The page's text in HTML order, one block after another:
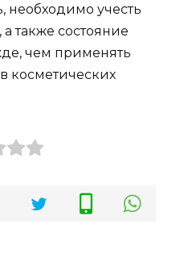
необходимо учесть
также состояние
чем применять
косметических